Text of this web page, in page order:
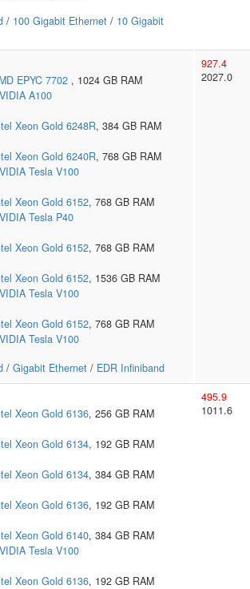
/ 100 Gigabit Ethernet / 10 Gigabit
EPYC 7702 , 1024 GB RAM
A100
Xeon Gold 6248R, 384 GB RAM
Xeon Gold 6240R, 768 GB RAM
Tesla V100
Xeon Gold 6152, 768 GB RAM
Tesla P40
Xeon Gold 6152, 768 GB RAM
Xeon Gold 6152, 1536 GB RAM
Tesla V100
Xeon Gold 6152, 768 GB RAM
Tesla V100
/ Gigabit Ethernet / EDR Infiniband
927.4
2027.0
Xeon Gold 6136, 256 GB RAM
Xeon Gold 6134, 192 GB RAM
Xeon Gold 6134, 384 GB RAM
Xeon Gold 6136, 192 GB RAM
Xeon Gold 6140, 384 GB RAM
Tesla V100
Xeon Gold 6136, 192 GB RAM
495.9
1011.6